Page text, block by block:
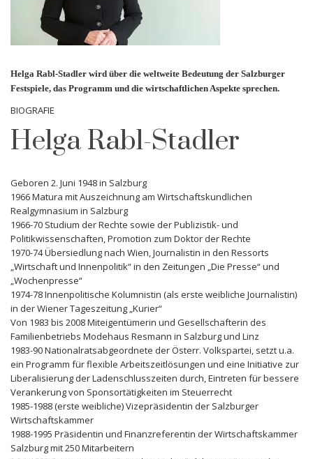
Helga Rabl-Stadler wird über die weltweite Bedeutung der Salzburger
Festspiele, das Programm und die wirtschaftlichen Aspekte sprechen.
BIOGRAFIE
Helga Rabl-Stadler
Geboren 2. Juni 1948 in Salzburg
1966 Matura mit Auszeichnung am Wirtschaftskundlichen
Realgymnasium in Salzburg
1966-70 Studium der Rechte sowie der Publizistik- und
Politikwissenschaften, Promotion zum Doktor der Rechte
1970-74 Übersiedlung nach Wien, Journalistin in den Ressorts
„Wirtschaft und Innenpolitik“ in den Zeitungen „Die Presse“ und
„Wochenpresse“
1974-78 Innenpolitische Kolumnistin (als erste weibliche Journalistin)
in der Wiener Tageszeitung „Kurier“
Von 1983 bis 2008 Miteigentümerin und Gesellschafterin des
Familienbetriebs Modehaus Resmann in Salzburg und Linz
1983-90 Nationalratsabgeordnete der Österr. Volkspartei, setzt u.a.
ein Programm für flexible Arbeitszeitlösungen und eine Initiative zur
Liberalisierung der Ladenschlusszeiten durch, Eintreten für bessere
Verankerung von Sponsortätigkeiten im Steuerrecht
1985-1988 (erste weibliche) Vizepräsidentin der Salzburger
Wirtschaftskammer
1988-1995 Präsidentin und Finanzreferentin der Wirtschaftskammer
Salzburg mit 250 Mitarbeitern